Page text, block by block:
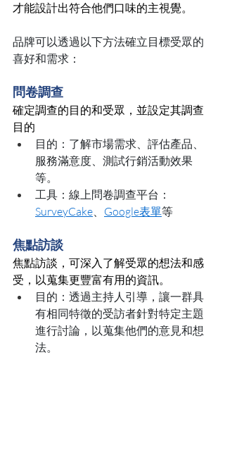
才能設計出符合他們口味的主視覺。
品牌可以透過以下方法確立目標受眾的
喜好和需求：
問卷調查
確定調查的目的和受眾，並設定其調查
目的
目的：了解市場需求、評估產品、
服務滿意度、測試行銷活動效果
等。
工具：線上問卷調查平台：
SurveyCake、 Google表單等
焦點訪談
焦點訪談，可深入了解受眾的想法和感
受，以蒐集更豐富有用的資訊。
目的：透過主持人引導，讓一群具
有相同特徵的受訪者針對特定主題
進行討論，以蒐集他們的意見和想
法。